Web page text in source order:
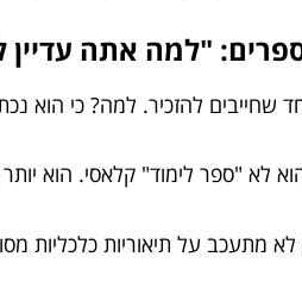
שחייבים להזכיר. למה? כי הוא
לא "ספר לימוד" קלאסי. הוא
מתעכב על תיאוריות כלכליות